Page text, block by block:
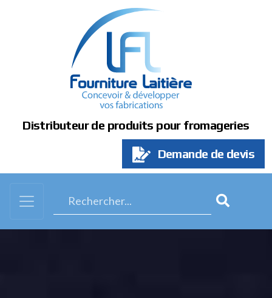
Distributeur de produits pour fromageries
Demande de devis
Panneau de gestion des cookies